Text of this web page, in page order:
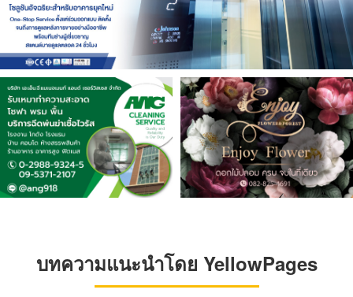
บทความแนะนำโดย YellowPages